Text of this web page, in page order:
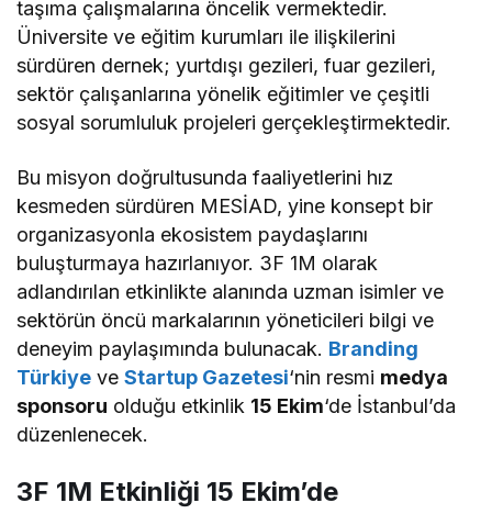
taşıma çalışmalarına öncelik vermektedir.
Üniversite ve eğitim kurumları ile ilişkilerini
sürdüren dernek; yurtdışı gezileri, fuar gezileri,
sektör çalışanlarına yönelik eğitimler ve çeşitli
sosyal sorumluluk projeleri gerçekleştirmektedir.
Bu misyon doğrultusunda faaliyetlerini hız
kesmeden sürdüren MESİAD, yine konsept bir
organizasyonla ekosistem paydaşlarını
buluşturmaya hazırlanıyor. 3F 1M olarak
adlandırılan etkinlikte alanında uzman isimler ve
sektörün öncü markalarının yöneticileri bilgi ve
deneyim paylaşımında bulunacak. Branding
Türkiye veStartup Gazetesi‘nin resmi medya
sponsoru olduğu etkinlik 15 Ekim‘de İstanbul’da
düzenlenecek.
3F 1M Etkinliği 15 Ekim’de